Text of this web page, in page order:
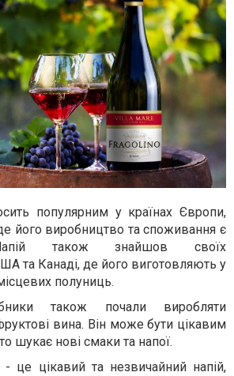
популярним у країнах Європи,
його виробництво та споживання є
також знайшов своїх
та Канаді, де його виготовляють у
полуниць.
також почали виробляти
вина. Він може бути цікавим
шукає нові смаки та напої.
- це цікавий та незвичайний напій,